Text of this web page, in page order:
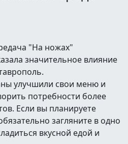
"На ножах"
значительное влияние
улучшили свои меню и
потребности более
Если вы планируете
загляните в одно
вкусной едой и